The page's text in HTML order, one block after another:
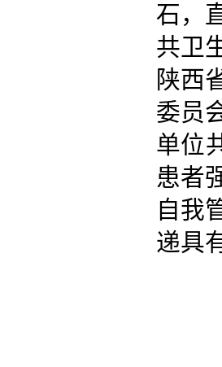
石，
共卫
陕西
委员
单位
患者
自我
递具